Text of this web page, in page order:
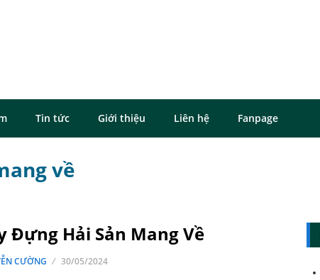
Tin tức Giới thiệu Liên hệ Fanpage
về
Đựng Hải Sản Mang Về
CƯỜNG 30/05/2024